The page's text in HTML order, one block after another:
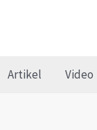
Artikel Video